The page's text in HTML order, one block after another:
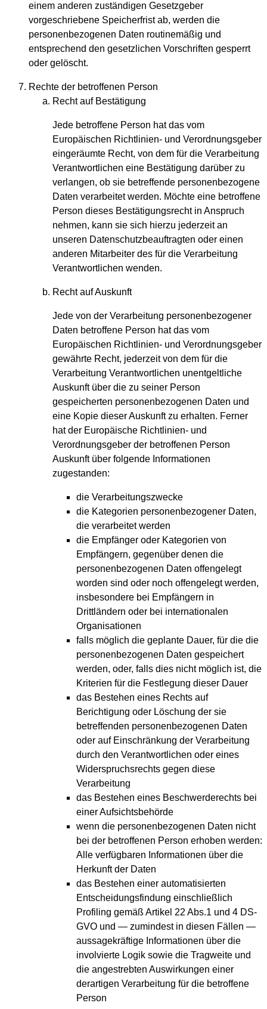
einem anderen zuständigen Gesetzgeber
vorgeschriebene Speicherfrist ab, werden die
personenbezogenen Daten routinemäßig und
entsprechend den gesetzlichen Vorschriften gesperrt
oder gelöscht.
Rechte der betroffenen Person
Recht auf Bestätigung
Jede betroffene Person hat das vom
Europäischen Richtlinien- und Verordnungsgeber
eingeräumte Recht, von dem für die Verarbeitung
Verantwortlichen eine Bestätigung darüber zu
verlangen, ob sie betreffende personenbezogene
Daten verarbeitet werden. Möchte eine betroffene
Person dieses Bestätigungsrecht in Anspruch
nehmen, kann sie sich hierzu jederzeit an
unseren Datenschutzbeauftragten oder einen
anderen Mitarbeiter des für die Verarbeitung
Verantwortlichen wenden.
Recht auf Auskunft
Jede von der Verarbeitung personenbezogener
Daten betroffene Person hat das vom
Europäischen Richtlinien- und Verordnungsgeber
gewährte Recht, jederzeit von dem für die
Verarbeitung Verantwortlichen unentgeltliche
Auskunft über die zu seiner Person
gespeicherten personenbezogenen Daten und
eine Kopie dieser Auskunft zu erhalten. Ferner
hat der Europäische Richtlinien- und
Verordnungsgeber der betroffenen Person
Auskunft über folgende Informationen
zugestanden:
die Verarbeitungszwecke
die Kategorien personenbezogener Daten,
die verarbeitet werden
die Empfänger oder Kategorien von
Empfängern, gegenüber denen die
personenbezogenen Daten offengelegt
worden sind oder noch offengelegt werden,
insbesondere bei Empfängern in
Drittländern oder bei internationalen
Organisationen
falls möglich die geplante Dauer, für die die
personenbezogenen Daten gespeichert
werden, oder, falls dies nicht möglich ist, die
Kriterien für die Festlegung dieser Dauer
das Bestehen eines Rechts auf
Berichtigung oder Löschung der sie
betreffenden personenbezogenen Daten
oder auf Einschränkung der Verarbeitung
durch den Verantwortlichen oder eines
Widerspruchsrechts gegen diese
Verarbeitung
das Bestehen eines Beschwerderechts bei
einer Aufsichtsbehörde
wenn die personenbezogenen Daten nicht
bei der betroffenen Person erhoben werden:
Alle verfügbaren Informationen über die
Herkunft der Daten
das Bestehen einer automatisierten
Entscheidungsfindung einschließlich
Profiling gemäß Artikel 22 Abs.1 und 4 DS-
GVO und — zumindest in diesen Fällen —
aussagekräftige Informationen über die
involvierte Logik sowie die Tragweite und
die angestrebten Auswirkungen einer
derartigen Verarbeitung für die betroffene
Person